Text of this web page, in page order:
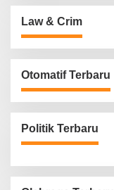
Law & Crim
Otomatif Terbaru
Politik Terbaru